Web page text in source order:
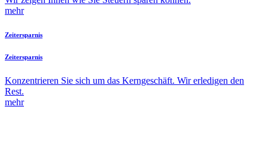
mehr
Zeitersparnis
Zeitersparnis
Konzentrieren Sie sich um das Kerngeschäft. Wir erledigen den
Rest.
mehr